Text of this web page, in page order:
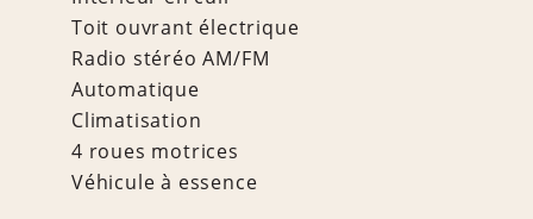
Toit ouvrant électrique
Radio stéréo AM/FM
Automatique
Climatisation
4 roues motrices
Véhicule à essence